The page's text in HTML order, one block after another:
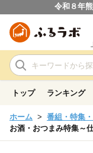
令和８年
トップ ランキング
ホーム
番組・特集
お酒・おつまみ特集～